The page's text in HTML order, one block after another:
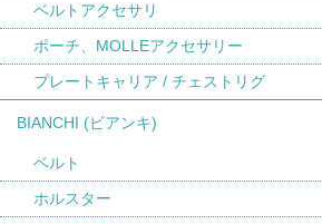
ベルトアクセサリ
ポーチ、MOLLEアクセサリー
プレートキャリア / チェストリグ
BIANCHI (ビアンキ)
ベルト
ホルスター